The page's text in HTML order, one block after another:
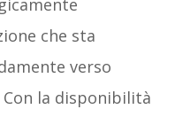
che sta
verso
Con la disponibilità